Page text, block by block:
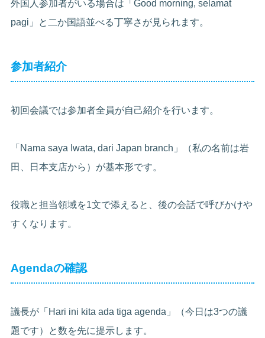
外国人参加者がいる場合は「Good morning, selamat
pagi」と二か国語並べる丁寧さが見られます。
参加者紹介
初回会議では参加者全員が自己紹介を行います。
「Nama saya Iwata, dari Japan branch」（私の名前は岩
田、日本支店から）が基本形です。
役職と担当領域を1文で添えると、後の会話で呼びかけや
すくなります。
Agendaの確認
議長が「Hari ini kita ada tiga agenda」（今日は3つの議
題です）と数を先に提示します。